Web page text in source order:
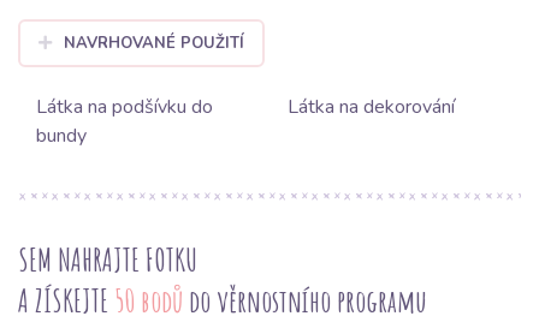
NAVRHOVANÉ POUŽITÍ
Látka na podšívku do
bundy
Látka na dekorování
SEM NAHRAJTE FOTKU
A ZÍSKEJTE 50 bodů do věrnostního programu